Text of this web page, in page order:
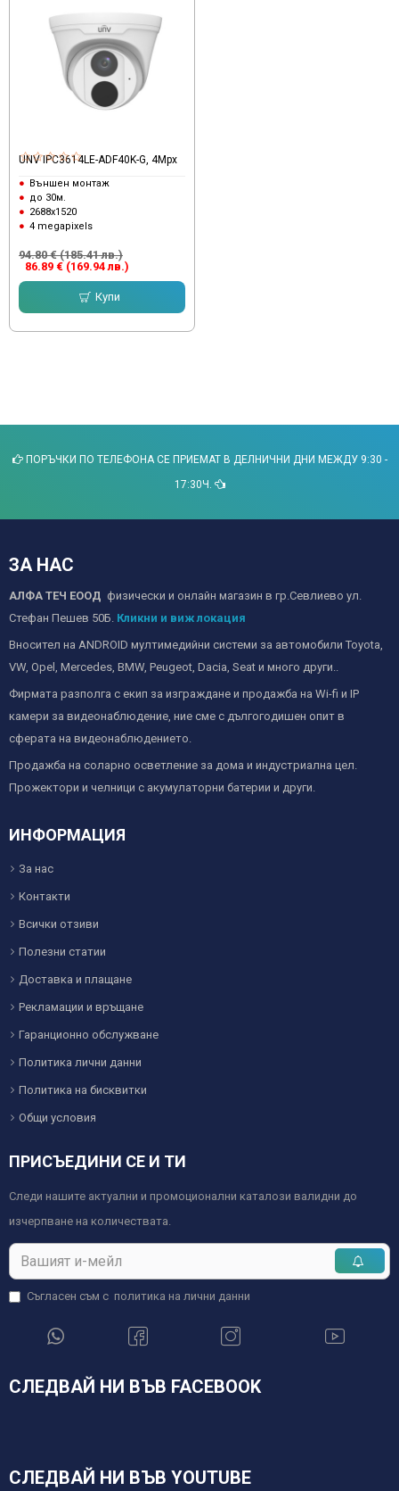
UNV IPC3614LE-ADF40K-G, 4Mpx
Външен монтаж
до 30м.
2688x1520
4 megapixels
86.89 € (169.94 лв.)
94.80 € (185.41 лв.)
Купи
ПОРЪЧКИ ПО ТЕЛЕФОНА СЕ ПРИЕМАТ В ДЕЛНИЧНИ ДНИ МЕЖДУ 9:30 -
17:30Ч.
ЗА НАС
АЛФА ТЕЧ ЕООД физически и онлайн магазин в гр.Севлиево ул.
Стефан Пешев 50Б. Кликни и виж локация
Вносител на ANDROID мултимедийни системи за автомобили Toyota,
VW, Opel, Mercedes, BMW, Peugeot, Dacia, Seat и много други..
Фирмата разполга с екип за изграждане и продажба на Wi-fi и IP
камери за видеонаблюдение, ние сме с дългогодишен опит в
сферата на видеонаблюдението.
Продажба на соларно осветление за дома и индустриална цел.
Прожектори и челници с акумулаторни батерии и други.
ИНФОРМАЦИЯ
За нас
Контакти
Всички отзиви
Полезни статии
Доставка и плащане
Рекламации и връщане
Гаранционно обслужване
Политика лични данни
Политика на бисквитки
Общи условия
ПРИСЪЕДИНИ СЕ И ТИ
Следи нашите актуални и промоционални каталози валидни до
изчерпване на количествата.
Съгласен съм с политика на лични данни
СЛЕДВАЙ НИ ВЪВ FACEBOOK
СЛЕДВАЙ НИ ВЪВ YOUTUBE